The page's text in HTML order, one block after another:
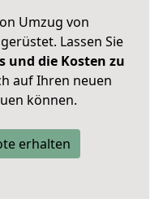
Umzug von
Lassen Sie
und die Kosten zu
auf Ihren neuen
können.
erhalten